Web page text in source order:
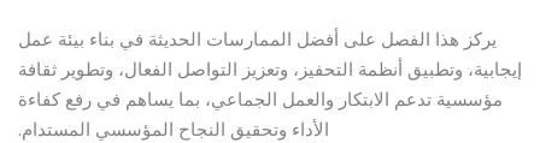
يركز هذا الفصل على أفضل الممارسات الحديثة في بناء بيئة عمل
إيجابية، وتطبيق أنظمة التحفيز، وتعزيز التواصل الفعال، وتطوير ثقافة
مؤسسية تدعم الابتكار والعمل الجماعي، بما يساهم في رفع كفاءة
الأداء وتحقيق النجاح المؤسسي المستدام.